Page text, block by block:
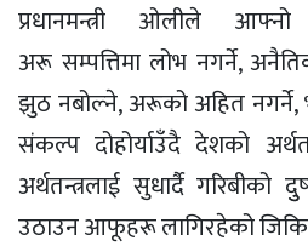
प्रधानमन्त्री ओलीले
अरू सम्पत्तिमा लोभ नगर्ने,
झुठ नबोल्ने, अरूको अहित नगर्ने,
संकल्प दोहोर्याउँदै देशको
अर्थतन्त्रलाई सुधार्दै गरिबीको
उठाउन आफूहरू लागिरहेको